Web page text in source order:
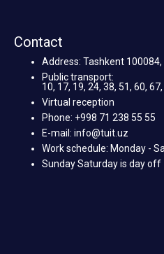
Contact
Address: Tashkent
Public transport:
10, 17, 19, 24, 38, 51, 60,
Virtual reception
Phone: +998 71 238 55 55
E-mail: info@tuit.uz
Work schedule: Monday -
Sunday Saturday is day off